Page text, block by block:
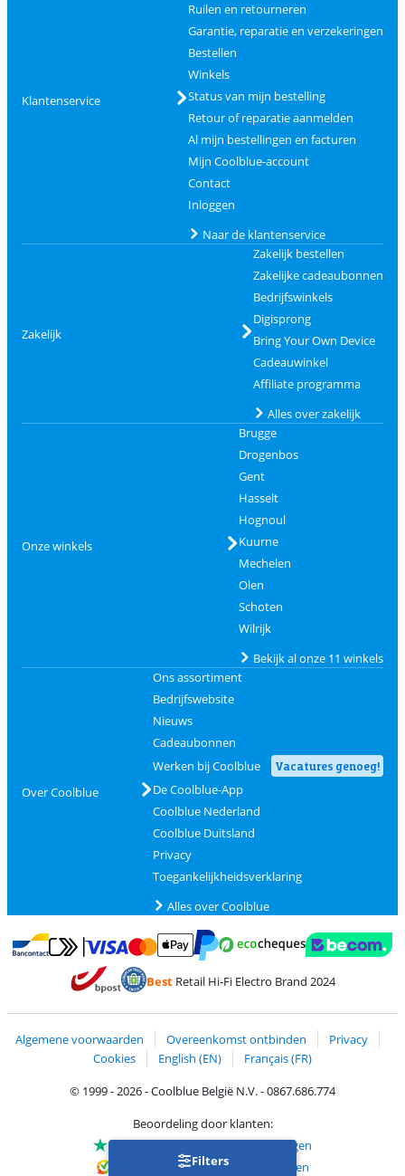
Filters
Klantenservice
Ruilen en retourneren
Garantie, reparatie en verzekeringen
Bestellen
Winkels
Status van mijn bestelling
Retour of reparatie aanmelden
Al mijn bestellingen en facturen
Mijn Coolblue-account
Contact
Inloggen
Naar de klantenservice
Zakelijk
Zakelijk bestellen
Zakelijke cadeaubonnen
Bedrijfswinkels
Digisprong
Bring Your Own Device
Cadeauwinkel
Affiliate programma
Alles over zakelijk
Onze winkels
Brugge
Drogenbos
Gent
Hasselt
Hognoul
Kuurne
Mechelen
Olen
Schoten
Wilrijk
Bekijk al onze 11 winkels
Over Coolblue
Ons assortiment
Bedrijfswebsite
Nieuws
Cadeaubonnen
Werken bij Coolblue
Vacatures genoeg!
De Coolblue-App
Coolblue Nederland
Coolblue Duitsland
Privacy
Toegankelijkheidsverklaring
Alles over Coolblue
Betalen met Bancontact
Betalen met MasterCard en Visa via ClickToPay
Betalen met PayPal
BestRetail Hi-Fi Electro Brand 2024
Algemene voorwaarden Overeenkomst ontbinden
Privacy
Cookies
English (EN)
Français (FR)
© 1999 - 2026 - Coolblue België N.V. - 0867.686.774
Beoordeling door klanten:
Trustpilot 4/5-75.172 beoordelingen
Kiyoh 9.1/10-68.721 beoordelingen